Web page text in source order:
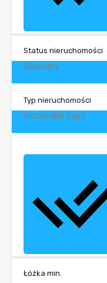
Status nieruchomości
Dowolny
Typ nieruchomości
Wszystkie typy
Łóżka min.